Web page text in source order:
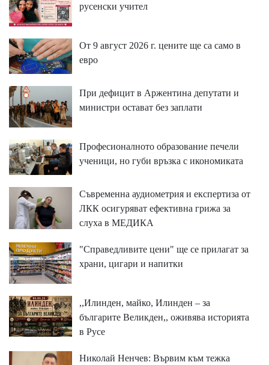
русенски учител
От 9 август 2026 г. цените ще са само в
евро
При дефицит в Аржентина депутати и
министри остават без заплати
Професионалното образование печели
ученици, но губи връзка с икономиката
Съвременна аудиометрия и експертиза от
ЛКК осигуряват ефективна грижа за
слуха в МЕДИКА
"Справедливите цени" ще се прилагат за
храни, цигари и напитки
,,Илинден, майко, Илинден – за
българите Великден,, оживява историята
в Русе
Николай Ненчев: Вървим към тежка